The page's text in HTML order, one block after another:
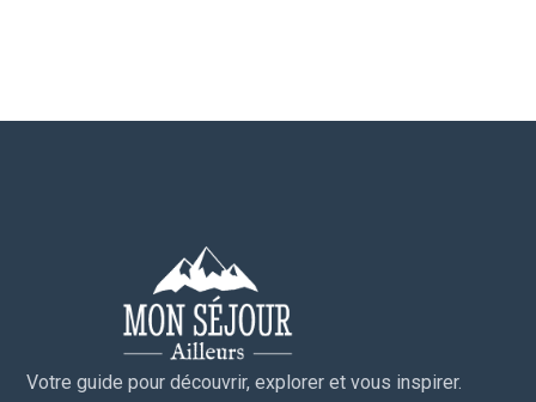
Votre guide pour découvrir, explorer et vous inspirer.